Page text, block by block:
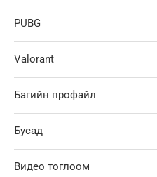
PUBG
Valorant
Багийн профайл
Бусад
Видео тоглоом